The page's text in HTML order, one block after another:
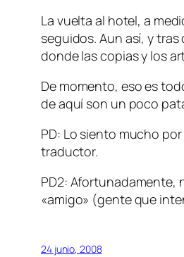
La vuelta al hotel, a
seguidos. Aun así, y
donde las copias y los
De momento, eso es
de aquí son un poco
PD: Lo siento mucho
traductor.
PD2: Afortunadamente,
«amigo» (gente que
24 junio, 2008